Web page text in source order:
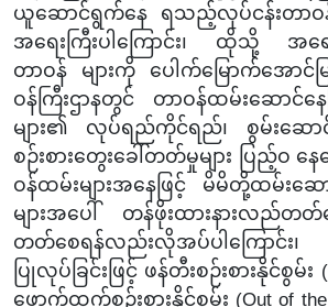
ယူဆောင်ရွက်နေ ရသည့်လုပ်ငန်းတာဝ
အရေးကြီးပါကြောင်း၊ ထိုသို့ အရ
တာဝန် များကို ပေါက်မြောက်အောင်
ဝန်ကြီးဌာနတွင် တာဝန်ထမ်းဆောင်
များ၏ လုပ်ရည်ကိုင်ရည်၊ စွမ်းဆေ
စဉ်းစားတွေးခေါ်တတ်မှုများ ပြည့်ဝ နေ
ဝန်ထမ်းများအနေဖြင့် မိမိတို့ထမ်းဆ
များအပေါ် တန်ဖိုးထားနားလည်
တတ်စေရန်လည်းလိုအပ်ပါကြောင်း၊
ပြုလုပ်ခြင်းဖြင့် ဖန်တီးစဉ်းစားနိုင်စွမ်း
ဖောက်ထွက်စဉ်းစားနိုင်စွမ်း (Out of the